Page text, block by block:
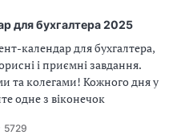
для бухгалтера 2025
календар для бухгалтера,
і приємні завдання.
та колегами! Кожного дня у
одне з віконечок
5729